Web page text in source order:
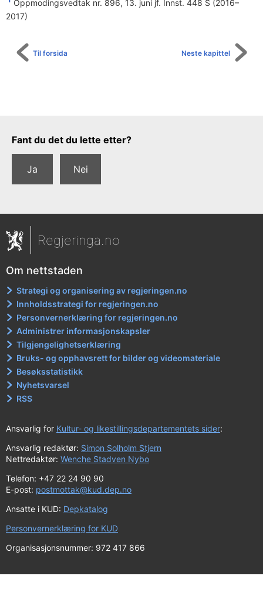
Oppmodingsvedtak nr. 896, 13. juni jf. Innst. 448 S (2016–
2017)
Neste kapittel
Til forsida
Tilbakemeldingsskjema
Fant du det du lette etter?
Ja Nei
Regjeringa.no
Om nettstaden
Strategi og organisering av regjeringen.no
Innholdsstrategi for regjeringen.no
Personvernerklæring for regjeringen.no
Administrer informasjonskapsler
Tilgjengelighetserklæring
Bruks- og opphavsrett for bilder og videomateriale
Besøksstatistikk
Nyhetsvarsel
RSS
Ansvarlig for Kultur- og likestillingsdepartementets sider:
Ansvarlig redaktør: Simon Solholm Stjern
Nettredaktør: Wenche Stadven Nybo
Telefon: +47 22 24 90 90
E-post: postmottak@kud.dep.no
Ansatte i KUD: Depkatalog
Personvernerklæring for KUD
Organisasjonsnummer: 972 417 866